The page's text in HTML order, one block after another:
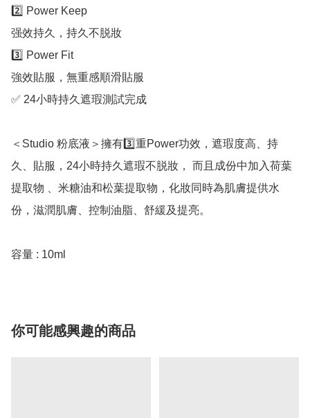
2️⃣ Power Keep
强效持久，持久不脱妝
3️⃣ Power Fit
強效貼服，無重感順滑貼服
✅ 24小時持久遮瑕測試完成
＜Studio 粉底液＞擁有3️⃣重Power功效，遮瑕度高、持
久、貼服，24小時持久遮瑕不脱妝， 而且成份中加入荷葉
提取物 、米糖油和松葉提取物，化妝同時為肌膚提供水
份，滋潤肌膚、控制油脂、舒緩及提亮。
容量 : 10ml
你可能感興趣的商品